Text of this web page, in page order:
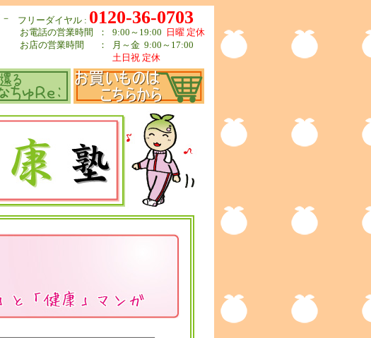
フリーダイヤル : 0120-36-0703
お電話の営業時間 ： 9:00～19:00
日曜 定休
お店の営業時間
：
月～金 9:00～17:00
土日祝 定休
－